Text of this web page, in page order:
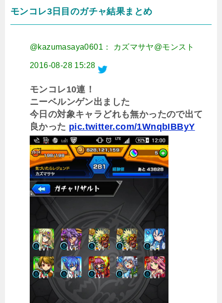
モンコレ3日目のガチャ結果まとめ
@kazumasaya0601： カズマサヤ@モンスト
2016-08-28 15:28
モンコレ10連！
ニーベルンゲン出ました
今日の対象キャラどれも無かったので出て
良かった pic.twitter.com/1WnqbIBByY